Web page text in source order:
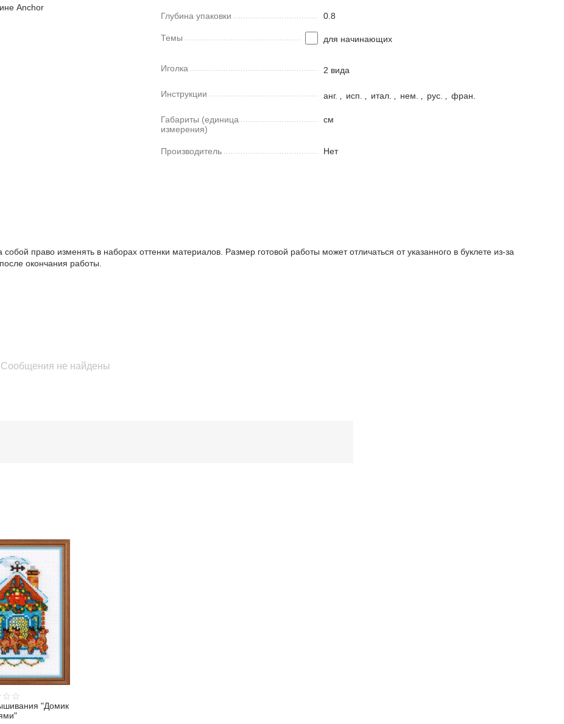
Anсhor
Глубина упаковки 0.8
Темы для начинающих
Иголка 2 видa
Инструкции анг. исп. итал. нем. рус. фран.
Габариты (единица
измерения)
см
Производитель Нет
право изменять в наборах оттенки материалов. Размер готовой работы может отличаться от указанного в буклете из-за
окончания работы.
Сообщения не найдены
"Домик